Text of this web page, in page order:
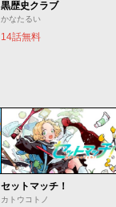
黒歴史クラブ
かなたるい
14話無料
セットマッチ！
カトウコトノ